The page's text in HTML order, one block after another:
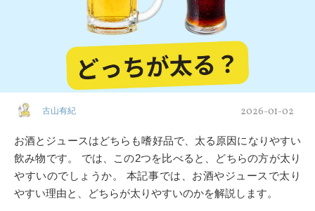
古山有紀 2026-01-02
お酒とジュースはどちらも嗜好品で、太る原因になりやすい
飲み物です。 では、この2つを比べると、どちらの方が太り
やすいのでしょうか。 本記事では、お酒やジュースで太り
やすい理由と、どちらが太りやすいのかを解説します。